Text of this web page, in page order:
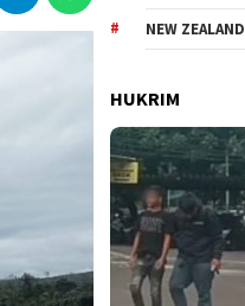
NEW ZEALAND
HUKRIM